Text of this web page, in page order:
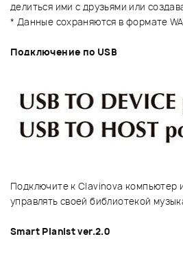
делиться ими с друзьями или
* Данные сохраняются в формате
Подключение по USB
Подключите к Clavinova компьютер
управлять своей библиотекой
Smart Pianist ver.2.0